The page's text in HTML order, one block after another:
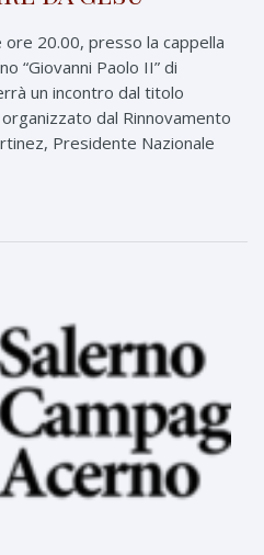
20.00, presso la cappella
“Giovanni Paolo II” di
un incontro dal titolo
dal Rinnovamento
Presidente Nazionale